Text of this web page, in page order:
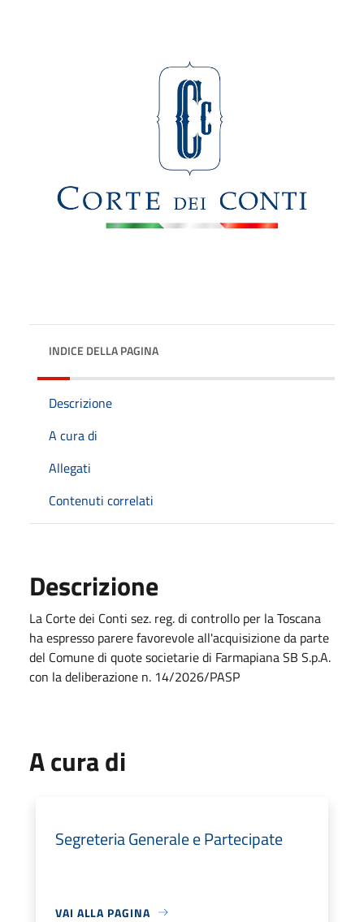
INDICE DELLA PAGINA
Descrizione
A cura di
Allegati
Contenuti correlati
Descrizione
La Corte dei Conti sez. reg. di controllo per la Toscana
ha espresso parere favorevole all'acquisizione da parte
del Comune di quote societarie di Farmapiana SB S.p.A.
con la deliberazione n. 14/2026/PASP
A cura di
Segreteria Generale e Partecipate
VAI ALLA PAGINA